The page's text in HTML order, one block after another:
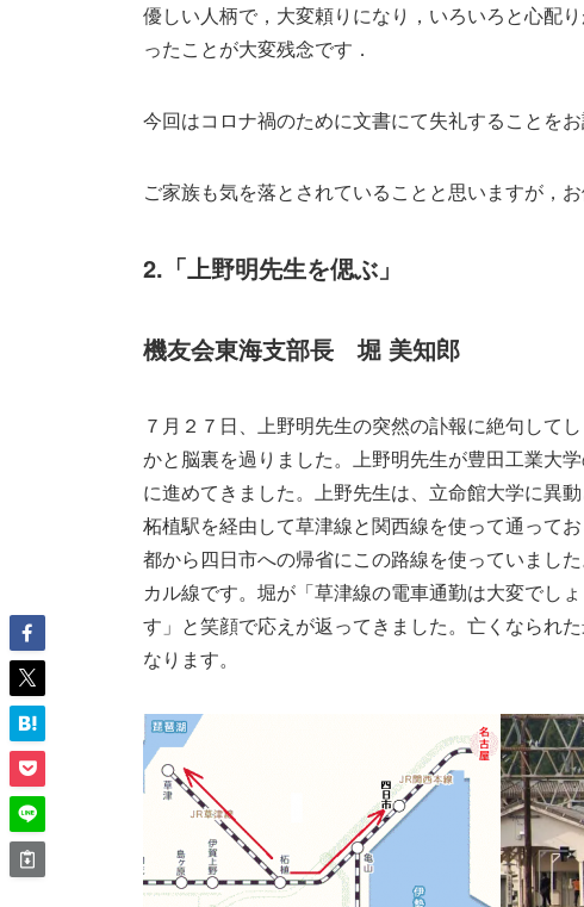
優しい人柄で，大変頼りになり，いろいろと心配
ったことが大変残念です．
今回はコロナ禍のために文書にて失礼することをお
ご家族も気を落とされていることと思いますが，
2.「上野明先生を偲ぶ」
機友会東海支部長 堀 美知郎
７月２７日、上野明先生の突然の訃報に絶句して
かと脳裏を過りました。上野明先生が豊田工業大
に進めてきました。上野先生は、立命館大学に異
柘植駅を経由して草津線と関西線を使って通って
都から四日市への帰省にこの路線を使っていまし
カル線です。堀が「草津線の電車通勤は大変でし
す」と笑顔で応えが返ってきました。亡くなられ
なります。